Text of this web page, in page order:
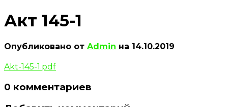
Акт 145-1
Опубликовано от Admin на 14.10.2019
Akt-145-1.pdf
0 комментариев